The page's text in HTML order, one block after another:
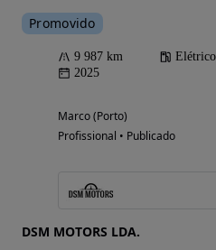
Promovido
9 987 km Elétrico
2025
Marco (Porto)
Profissional • Publicado
DSM MOTORS LDA.